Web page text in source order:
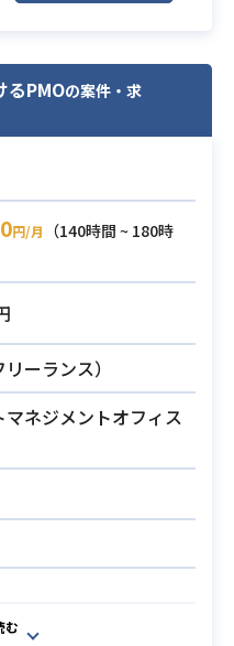
数、リスク等の整理
見積作成、提案内容
営業・開発メンバー
援
行推進、および必要
け説明や打ち合わせ
にお伝えします。
キテクチャ設計およ
の経験
身またはNTTデータ
験
るPMOの案件・求
円/月
（140時間 ~ 180時
ーランス）
マネジメントオフィス
向けのセキュリティ製